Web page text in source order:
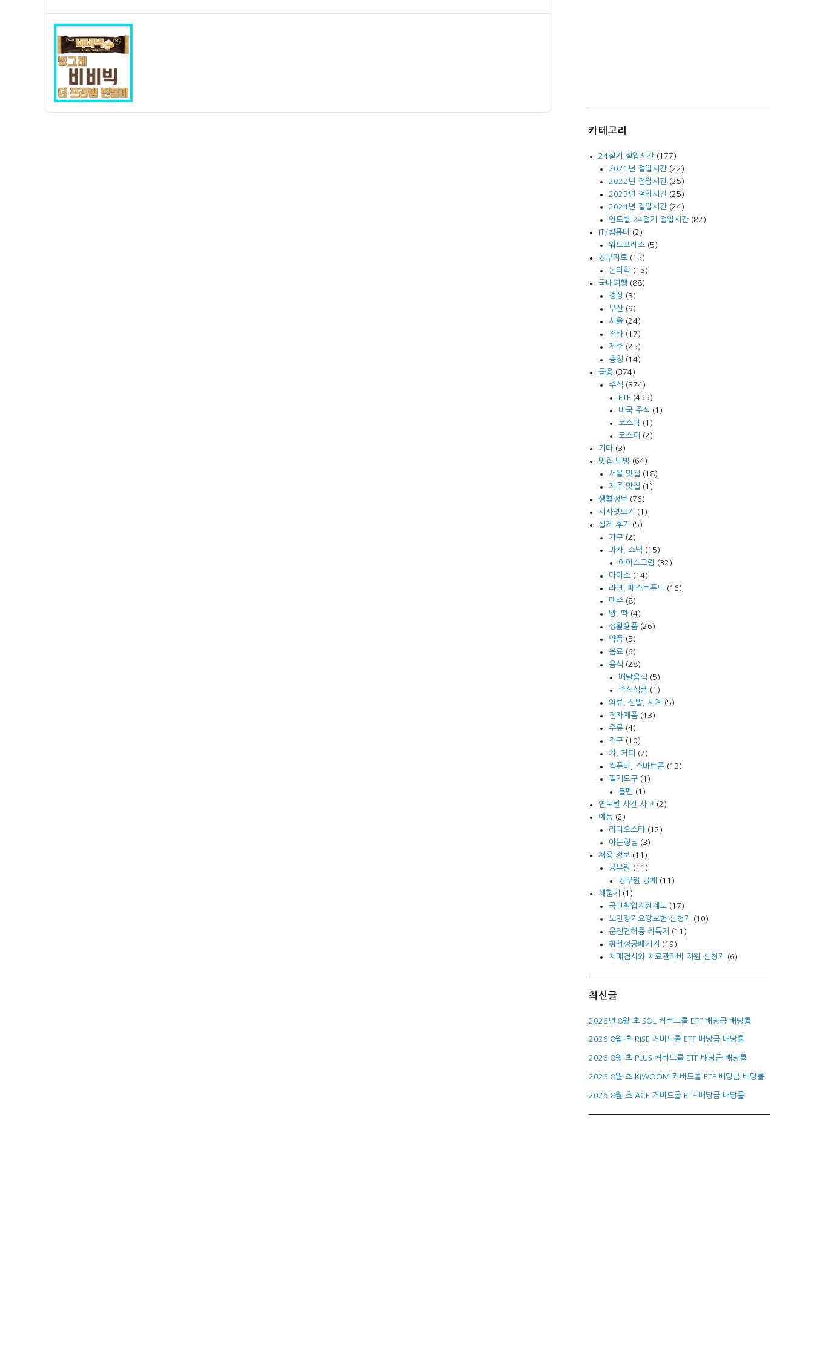
카테고리
24절기 절입시간 (177)
2021년 절입시간(22)
2022년 절입시간(25)
2023년 절입시간(25)
2024년 절입시간(24)
연도별 24절기 절입시간(82)
IT/컴퓨터
(2)
워드프레스(5)
공부자료 (15)
논리학(15)
국내여행 (88)
경상(3)
부산(9)
서울(24)
전라(17)
제주(25)
충청 (14)
금융 (374)
주식 (374)
ETF(455)
미국 주식 (1)
코스닥(1)
코스피
(2)
기타 (3)
맛집 탐방 (64)
서울 맛집 (18)
제주 맛집 (1)
생활정보 (76)
시사엿보기
(1)
실제 후기
(5)
가구(2)
과자, 스낵 (15)
아이스크림 (32)
다이소(14)
라면, 패스트푸드(16)
맥주(8)
빵, 떡 (4)
생활용품(26)
약품(5)
음료(6)
음식 (28)
배달음식 (5)
즉석식품(1)
의류, 신발, 시계
(5)
전자제품(13)
주류(4)
직구(10)
차, 커피
(7)
컴퓨터, 스마트폰(13)
필기도구(1)
볼펜 (1)
연도별 사건 사고 (2)
예능 (2)
라디오스타(12)
아는형님 (3)
채용 정보 (11)
공무원
(11)
공무원 공채 (11)
체험기
(1)
국민취업지원제도(17)
노인장기요양보험 신청기
(10)
운전면허증 취득기
(11)
취업성공패키지
(19)
치매검사와 치료관리비 지원 신청기
(6)
최신글
2026년 8월 초 SOL 커버드콜 ETF 배당금 배당률
2026 8월 초 RISE 커버드콜 ETF 배당금 배당률
2026 8월 초 PLUS 커버드콜 ETF 배당금 배당률
2026 8월 초 KIWOOM 커버드콜 ETF 배당금 배당률
2026 8월 초 ACE 커버드콜 ETF 배당금 배당률